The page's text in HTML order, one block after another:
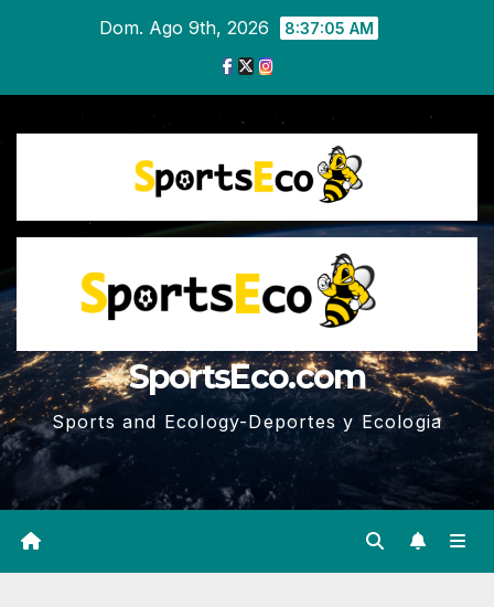
Dom. Ago 9th, 2026 8:37:06 AM
SportsEco.com
Sports and Ecology-Deportes y Ecologia